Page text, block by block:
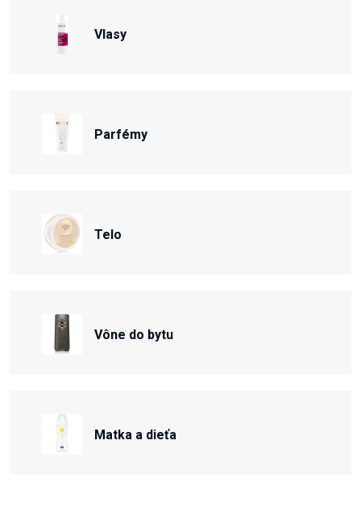
Vlasy
Parfémy
Telo
Vône do bytu
Matka a dieťa